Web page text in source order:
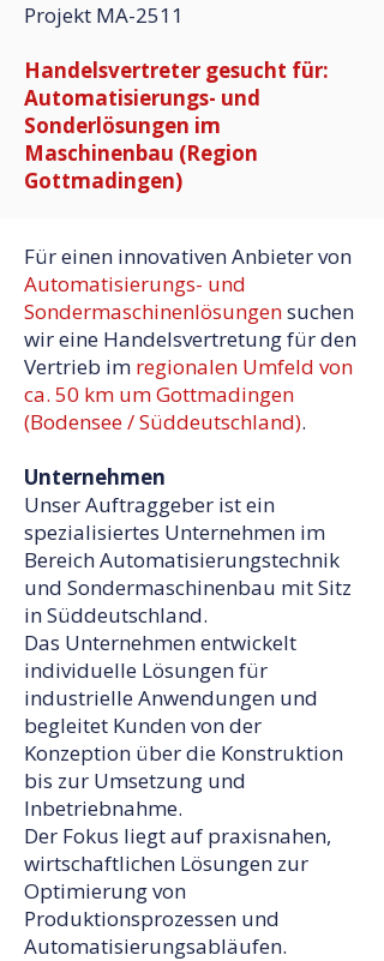
Projekt MA-2511
Handelsvertreter gesucht für:
Automatisierungs- und
Sonderlösungen im
Maschinenbau (Region
Gottmadingen)
Für einen innovativen Anbieter von
Automatisierungs- und
Sondermaschinenlösungensuchen
wir eine Handelsvertretung für den
Vertrieb im regionalen Umfeld von
ca. 50 km um Gottmadingen
(Bodensee / Süddeutschland).
Unternehmen
Unser Auftraggeber ist ein
spezialisiertes Unternehmen im
Bereich Automatisierungstechnik
und Sondermaschinenbau mit Sitz
in Süddeutschland.
Das Unternehmen entwickelt
individuelle Lösungen für
industrielle Anwendungen und
begleitet Kunden von der
Konzeption über die Konstruktion
bis zur Umsetzung und
Inbetriebnahme.
Der Fokus liegt auf praxisnahen,
wirtschaftlichen Lösungen zur
Optimierung von
Produktionsprozessen und
Automatisierungsabläufen.